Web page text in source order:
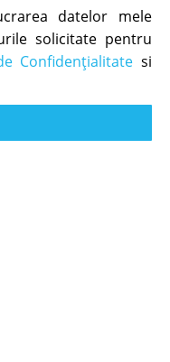
datelor mele
solicitate pentru
Confidențialitate si